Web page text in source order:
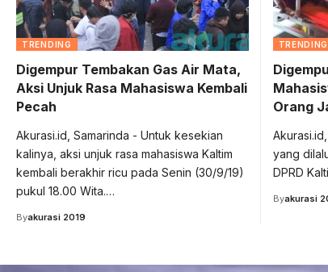
TRENDING
Digempur Tembakan Gas Air Mata,
Aksi Unjuk Rasa Mahasiswa Kembali
Pecah
Akurasi.id, Samarinda - Untuk kesekian
kalinya, aksi unjuk rasa mahasiswa Kaltim
kembali berakhir ricu pada Senin (30/9/19)
pukul 18.00 Wita.…
Byakurasi 2019
TRENDING
Orang
yang
DPRD
Byakurasi